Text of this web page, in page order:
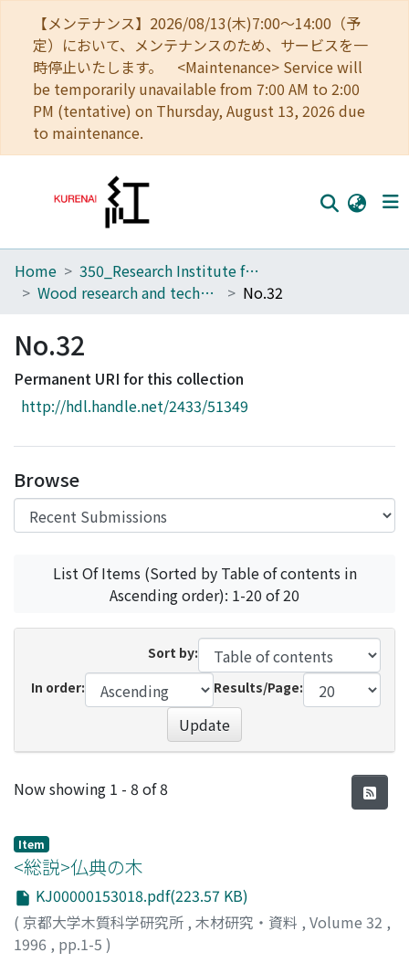
【メンテナンス】2026/08/13(木)7:00～14:00（予
定）において、メンテナンスのため、サービスを一
時停止いたします。 <Maintenance> Service will
be temporarily unavailable from 7:00 AM to 2:00
PM (tentative) on Thursday, August 13, 2026 due
to maintenance.
Home
Browse
Download Ranking
Access Statistics
Home
350_Research Institute for Sustainable Humanosphere
Wood research and technical notes
No.32
No.32
Permanent URI for this collection
http://hdl.handle.net/2433/51349
Browse
List Of Items (Sorted by Table of contents in
Ascending order): 1-20 of 20
Sort by:
In order:
Results/Page:
Update
Recent Submissions
Now showing 1 - 8 of 8
Item
<総説>仏典の木
KJ00000153018.pdf(223.57 KB)
( 京都大学木質科学研究所 , 木材研究・資料 , Volume 32 ,
1996 , pp.1-5 )